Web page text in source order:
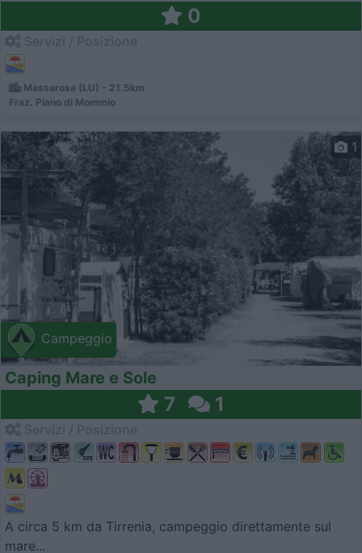
0
Massarosa (LU) - 21.5km
Fraz. Piano di Mommio
Campeggio
1
Caping Mare e Sole
7 1
A circa 5 km da Tirrenia, campeggio direttamente sul
mare...